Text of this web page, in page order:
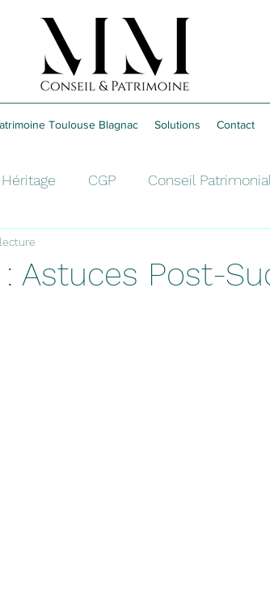
Toulouse Blagnac Solutions Contact
CGP Conseil Patrimonial
Astuces Post-